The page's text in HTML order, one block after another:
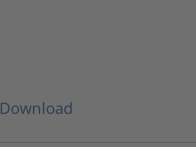
Download